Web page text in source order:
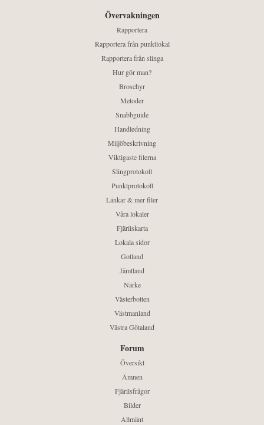
Övervakningen
Rapportera
Rapportera från punktlokal
Rapportera från slinga
Hur gör man?
Broschyr
Metoder
Snabbguide
Handledning
Miljöbeskrivning
Viktigaste filerna
Slingprotokoll
Punktprotokoll
Länkar & mer filer
Våra lokaler
Fjärilskarta
Lokala sidor
Gotland
Jämtland
Närke
Västerbotten
Västmanland
Västra Götaland
Forum
Översikt
Ämnen
Fjärilsfrågor
Bilder
Allmänt